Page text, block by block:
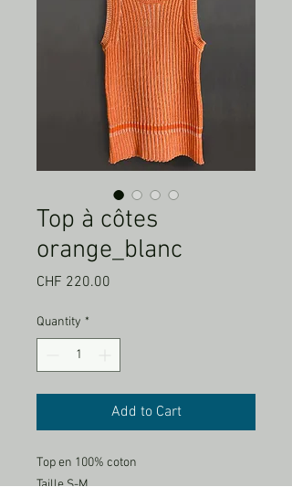
Top à côtes
orange_blanc
CHF 220.00
Quantity *
Add to Cart
Top en 100% coton